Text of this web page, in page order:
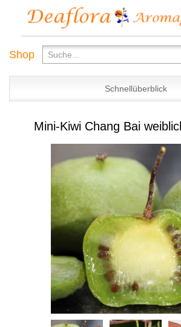
Shop
Schnellüberblick
Mini-Kiwi Chang Bai